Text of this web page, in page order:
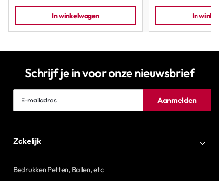
In winkelwagen In
Schrijf je in voor onze nieuwsbrief
Aanmelden
Zakelijk
Bedrukken Petten, Ballen, etc